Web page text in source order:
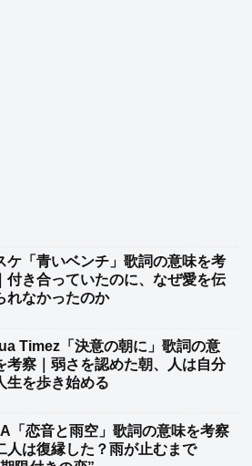
ケ「青いベンチ」歌詞の意味を考
付き合っていたのに、なぜ愛を伝
れなかったのか
Timez「決意の朝に」歌詞の意
考察｜弱さを認めた朝、人は自分
生を歩き始める
「恋音と雨空」歌詞の意味を考察
人は復縁した？雨が止むまで